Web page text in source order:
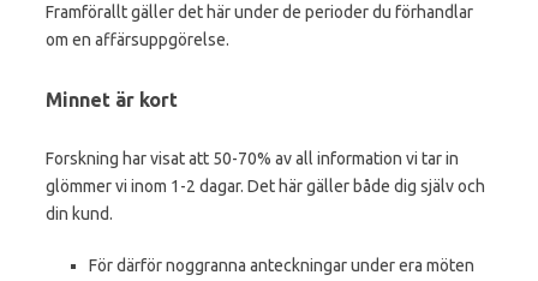
Framförallt gäller det här under de perioder du förhandlar
om en affärsuppgörelse.
Minnet är kort
Forskning har visat att 50-70% av all information vi tar in
glömmer vi inom 1-2 dagar. Det här gäller både dig själv och
din kund.
För därför noggranna anteckningar under era möten